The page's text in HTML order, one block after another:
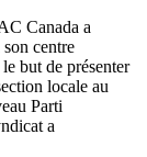
Canada a
centre
but de présenter
locale au
Parti
a